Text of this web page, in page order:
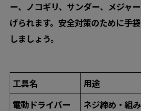
ー、ノコギリ、サンダー、メジャ
げられます。安全対策のために手
しましょう。
工具名
用途
電動ドライバー
ネジ締め・組